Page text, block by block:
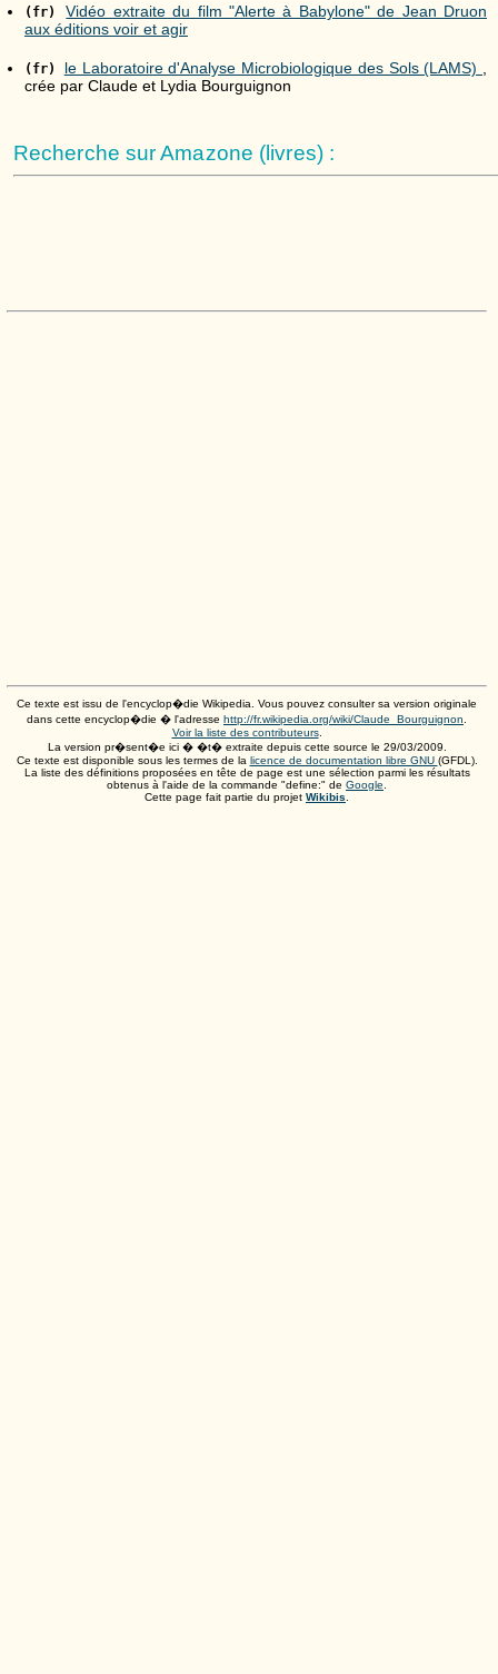
(fr)Vidéo extraite du film "Alerte à Babylone" de Jean Druon
aux éditions voir et agir
(fr) le Laboratoire d'Analyse Microbiologique des Sols (LAMS)
crée par Claude et Lydia Bourguignon
Recherche sur Amazone (livres) :
Ce texte est issu de l'encyclop�die Wikipedia. Vous pouvez consulter sa version originale
dans cette encyclop�die � l'adresse http://fr.wikipedia.org/wiki/Claude_Bourguignon
Voir la liste des contributeurs.
La version pr�sent�e ici � �t� extraite depuis cette source le 29/03/2009
Ce texte est disponible sous les termes de la licence de documentation libre GNU (GFDL).
La liste des définitions proposées en tête de page est une sélection parmi les résultats
obtenus à l'aide de la commande "define:" de Google
Cette page fait partie du projet Wikibis